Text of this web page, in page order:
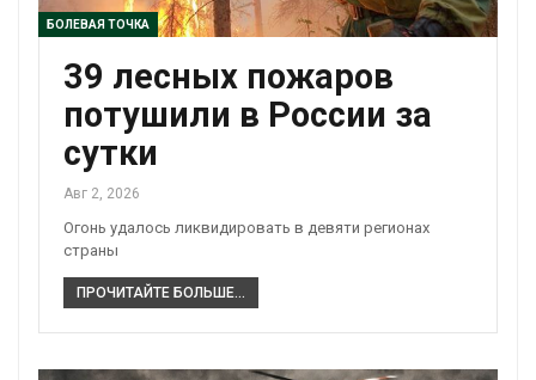
БОЛЕВАЯ ТОЧКА
39 лесных пожаров
потушили в России за
сутки
Авг 2, 2026
Огонь удалось ликвидировать в девяти регионах
страны
ПРОЧИТАЙТЕ БОЛЬШЕ...